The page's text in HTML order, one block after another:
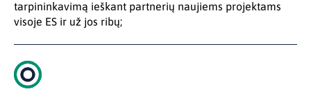
tarpininkavimą ieškant partnerių naujiems projektams
visoje ES ir už jos ribų;